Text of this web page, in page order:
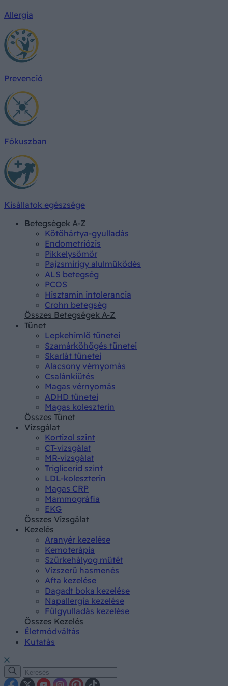
Allergia
Prevenció
Fókuszban
Kisállatok egészsége
Betegségek A-Z
Kötőhártya-gyulladás
Endometriózis
Pikkelysömör
Pajzsmirigy alulműködés
ALS betegség
PCOS
Hisztamin intolerancia
Crohn betegség
Összes Betegségek A-Z
Tünet
Lepkehimlő tünetei
Szamárköhögés tünetei
Skarlát tünetei
Alacsony vérnyomás
Csalánkiütés
Magas vérnyomás
ADHD tünetei
Magas koleszterin
Összes Tünet
Vizsgálat
Kortizol szint
CT-vizsgálat
MR-vizsgálat
Triglicerid szint
LDL-koleszterin
Magas CRP
Mammográfia
EKG
Összes Vizsgálat
Kezelés
Aranyér kezelése
Kemoterápia
Szürkehályog műtét
Vízszerű hasmenés
Afta kezelése
Dagadt boka kezelése
Napallergia kezelése
Fülgyulladás kezelése
Összes Kezelés
Életmódváltás
Kutatás